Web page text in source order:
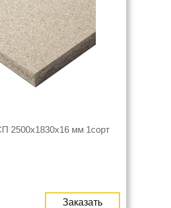
2500х1830х16 мм 1сорт
Заказать